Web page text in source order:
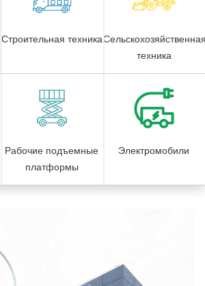
Cтроительная техника
техника
Рабочие подъемные
Электромобили